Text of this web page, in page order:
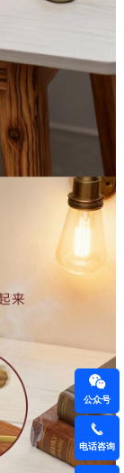
公众号
电话咨询